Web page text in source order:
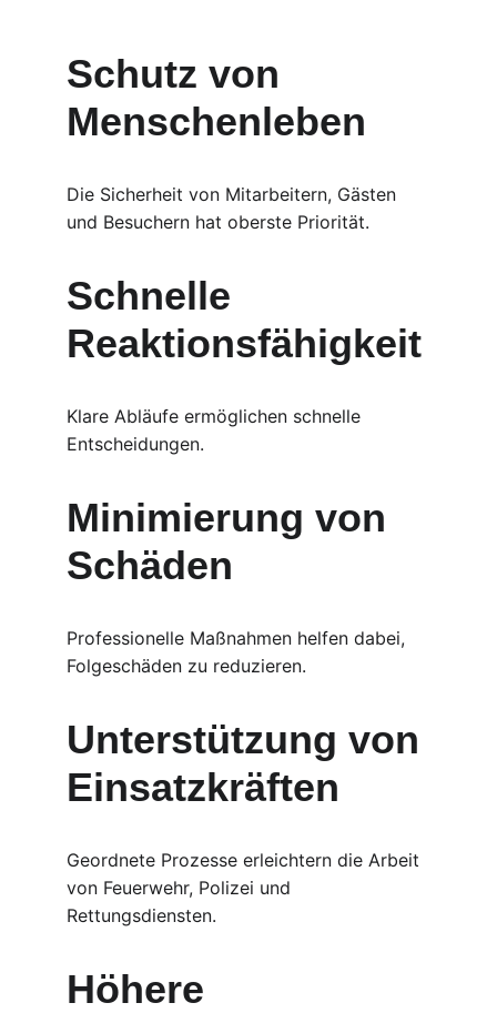
Schutz von
Menschenleben
Die Sicherheit von Mitarbeitern, Gästen
und Besuchern hat oberste Priorität.
Schnelle
Reaktionsfähigkeit
Klare Abläufe ermöglichen schnelle
Entscheidungen.
Minimierung von
Schäden
Professionelle Maßnahmen helfen dabei,
Folgeschäden zu reduzieren.
Unterstützung von
Einsatzkräften
Geordnete Prozesse erleichtern die Arbeit
von Feuerwehr, Polizei und
Rettungsdiensten.
Höhere